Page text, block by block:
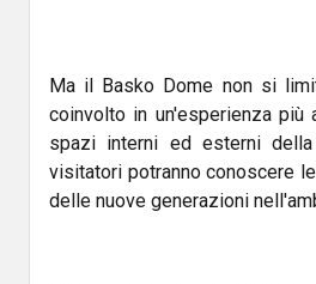
Ma il Basko Dome non si
coinvolto in un'esperienza
spazi interni ed esterni
visitatori potranno conoscere
delle nuove generazioni